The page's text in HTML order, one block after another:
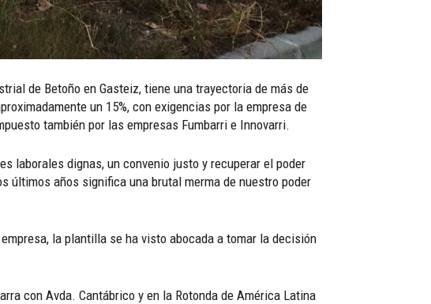
de Betoño en Gasteiz, tiene una trayectoria de más de
un 15%, con exigencias por la empresa de
también por las empresas Fumbarri e Innovarri.
laborales dignas, un convenio justo y recuperar el poder
últimos años significa una brutal merma de nuestro poder
la plantilla se ha visto abocada a tomar la decisión
con Avda. Cantábrico y en la Rotonda de América Latina